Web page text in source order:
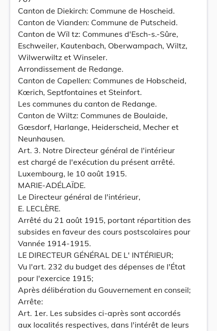
Canton de Diekirch: Commune de Hoscheid.
Canton de Vianden: Commune de Putscheid.
Canton de Wïl tz: Communes d'Esch-s.-Sûre,
Eschweiler, Kautenbach, Oberwampach, Wiltz,
Wilwerwiltz et Winseler.
Arrondissement de Redange.
Canton de Capellen: Communes de Hobscheid,
Kœrich, Septfontaines et Steinfort.
Les communes du canton de Redange.
Canton de Wiltz: Communes de Boulaide,
Gœsdorf, Harlange, Heiderscheid, Mecher et
Neunhausen.
Art. 3. Notre Directeur général de l'intérieur
est chargé de l'exécution du présent arrêté.
Luxembourg, le 10 août 1915.
MARIE-ADÉLAÏDE.
Le Directeur général de l'intérieur,
E. LECLÈRE.
Arrêté du 21 août 1915, portant répartition des
subsides en faveur des cours postscolaires pour
Vannée 1914-1915.
LE DIRECTEUR GÉNÉRAL DE L' INTÉRIEUR;
Vu l'art. 232 du budget des dépenses de l'État
pour l'exercice 1915;
Après délibération du Gouvernement en conseil;
Arrête:
Art. 1er. Les subsides ci-après sont accordés
aux localités respectives, dans l'intérêt de leurs